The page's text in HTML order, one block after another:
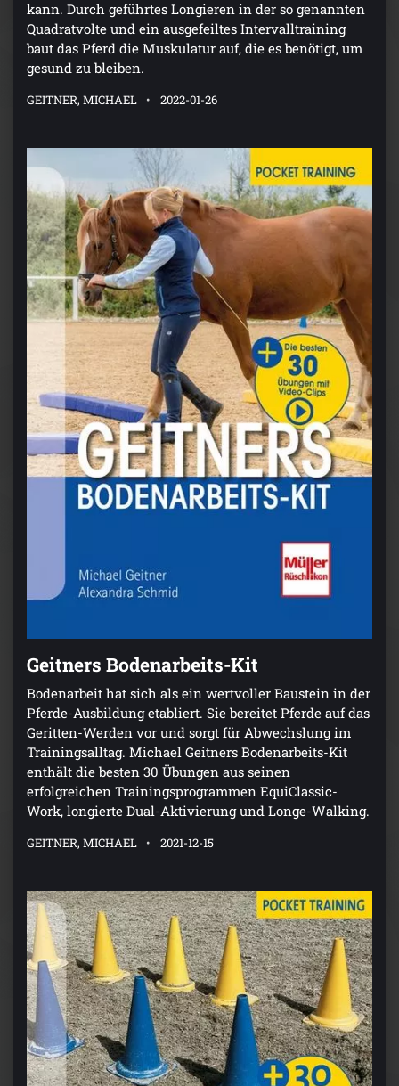
kann. Durch geführtes Longieren in der so genannten
Quadratvolte und ein ausgefeiltes Intervalltraining
baut das Pferd die Muskulatur auf, die es benötigt, um
gesund zu bleiben.
GEITNER, MICHAEL 2022-01-26
Geitners Bodenarbeits-Kit
Bodenarbeit hat sich als ein wertvoller Baustein in der
Pferde-Ausbildung etabliert. Sie bereitet Pferde auf das
Geritten-Werden vor und sorgt für Abwechslung im
Trainingsalltag. Michael Geitners Bodenarbeits-Kit
enthält die besten 30 Übungen aus seinen
erfolgreichen Trainingsprogrammen EquiClassic-
Work, longierte Dual-Aktivierung und Longe-Walking.
GEITNER, MICHAEL 2021-12-15